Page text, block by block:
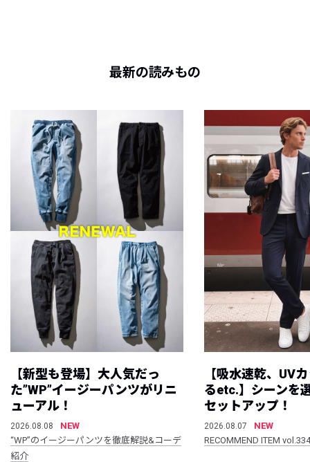
最新の読みもの
【新型も登場】大人気だっ
た”WP”イージーパンツがリニ
ューアル！
2026.08.08
NEW
“WP”のイージーパンツを徹底解説&コーデ
紹介
【吸水速乾、UV
るetc.】シーンを
セットアップ！
2026.08.07
NEW
RECOMMEND ITEM vol.334